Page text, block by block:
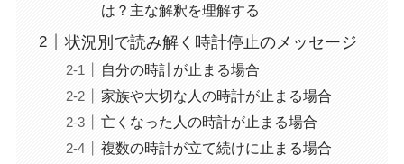
は？主な解釈を理解する
状況別で読み解く時計停止のメッセージ
自分の時計が止まる場合
家族や大切な人の時計が止まる場合
亡くなった人の時計が止まる場合
複数の時計が立て続けに止まる場合